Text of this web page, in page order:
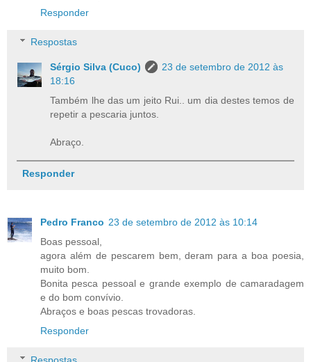
Responder
Respostas
Sérgio Silva (Cuco)
23 de setembro de 2012 às
18:16
Também lhe das um jeito Rui.. um dia destes temos de
repetir a pescaria juntos.
Abraço.
Responder
Pedro Franco 23 de setembro de 2012 às 10:14
Boas pessoal,
agora além de pescarem bem, deram para a boa poesia,
muito bom.
Bonita pesca pessoal e grande exemplo de camaradagem
e do bom convívio.
Abraços e boas pescas trovadoras.
Responder
Respostas